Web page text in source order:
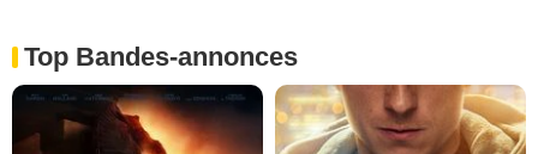
Top Bandes-annonces